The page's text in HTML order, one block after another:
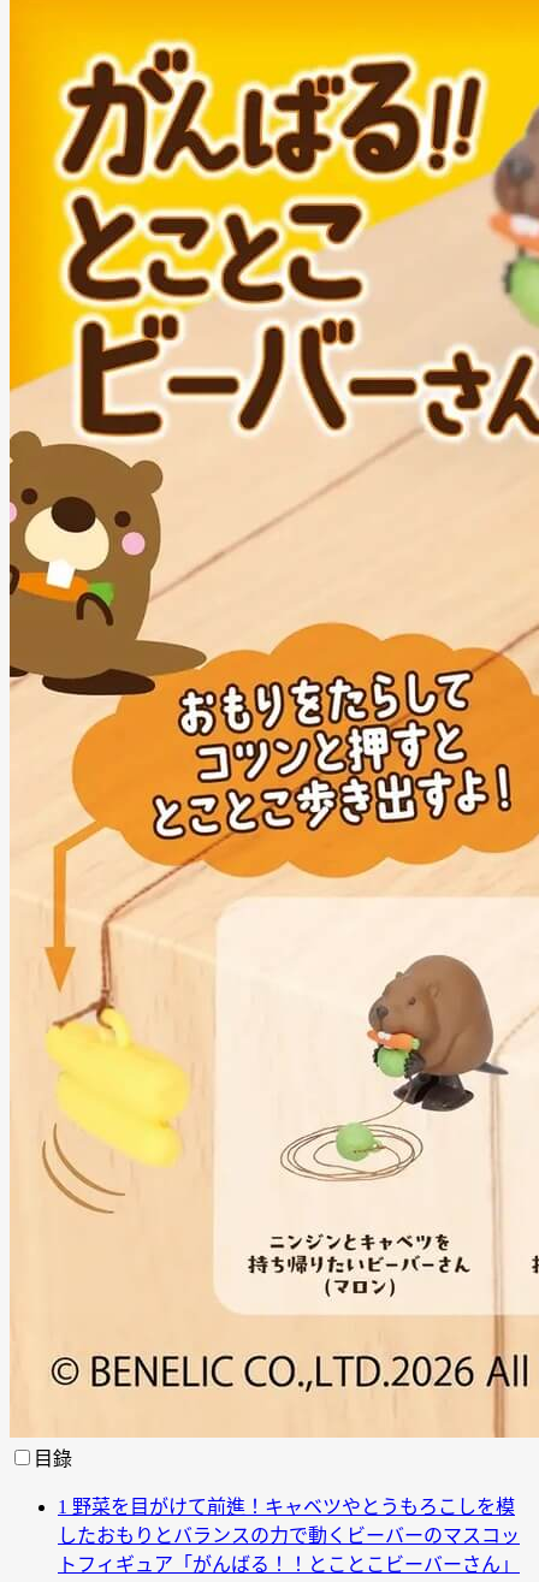
Powered by GliaStudios
目錄
1 野菜を目がけて前進！キャベツやとうもろこしを模
したおもりとバランスの力で動くビーバーのマスコッ
トフィギュア「がんばる！！とことこビーバーさん」